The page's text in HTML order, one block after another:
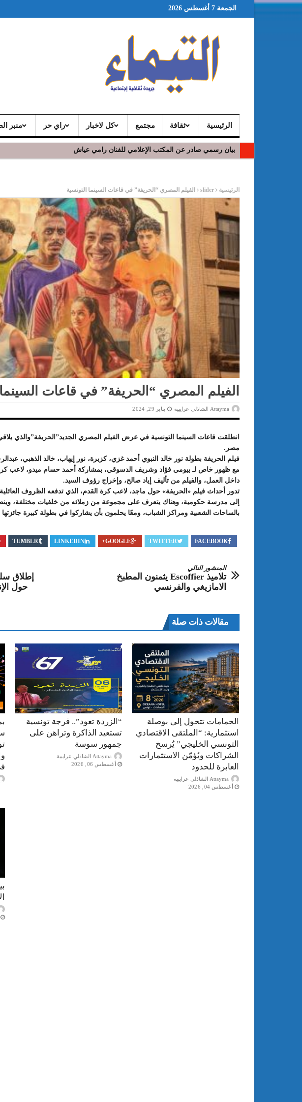
الجمعة 7 أغسطس 2026
الرئيسية ثقافة مجتمع كل لاخبار راي حر منبر
بيان رسمي صادر عن المكتب الإعلامي للفنان رامي عياش
الرئيسية slider الفيلم المصري “الحريفة” في قاعات السينما التونسية
الفيلم المصري “الحريفة” في قاعات
Attayma الشاذلي عرايبية يناير 29, 2024
انطلقت قاعات السينما التونسية في عرض الفيلم المصري الجديد”الحريفة”والذي
مصر.
فيلم الحريفة بطولة نور خالد النبوي أحمد غزي، كزبرة، نور إيهاب، خالد الذهبي،
مع ظهور خاص لـ بيومي فؤاد وشريف الدسوقي، بمشاركة أحمد حسام ميدو، لاعب
داخل العمل، والفيلم من تأليف إياد صالح، وإخراج رؤوف السيد.
تدور أحداث فيلم «الحريفة» حول ماجد، لاعب كرة القدم، الذي تدفعه الظروف
إلى مدرسة حكومية، وهناك يتعرف على مجموعة من زملائه من خلفيات مختلفة،
بالساحات الشعبية ومراكز الشباب، ومعًا يحلمون بأن يشاركوا في بطولة كبيرة
FACEBOOK
TWITTER
GOOGLE+
LINKEDIN
TUMBLR
إطلاق
حول
المنشور التالي
تلاميذ Escoffier يثمنون المطبخ
الامازيغي والفرنسي
مقالات ذات صلة
“الزردة تعود”.. فرجة تونسية
تستعيد الذاكرة وتراهن على
جمهور سوسة
Attayma الشاذلي عرايبية
أغسطس 06, 2026
الحمامات تتحول إلى بوصلة
استثمارية: “الملتقى الاقتصادي
التونسي الخليجي” يُرسخ
الشراكات ويُؤمّن الاستثمارات
العابرة للحدود
Attayma الشاذلي عرايبية
أغسطس 04, 2026
المسرح
عبد الستار الخليفي: مهم جدا أن يتواصل
الملتقى الدولي الحسين بوزيان للمسرح
الجامعي بوجودي أو بدونه
الدورة 24 للمعرض الجامعي تحت
إلى التميّز”